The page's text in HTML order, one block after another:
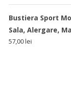
Bustiera Sport
Sala, Alergare,
57,00lei